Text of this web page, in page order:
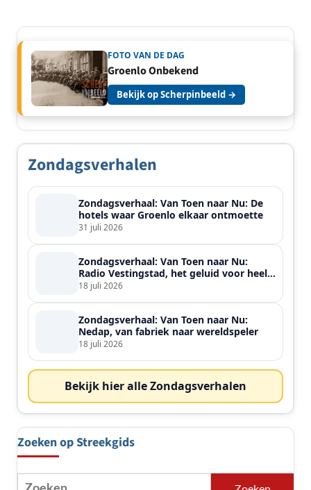
FOTO VAN DE DAG
Groenlo Onbekend
Bekijk op Scherpinbeeld →
Zondagsverhalen
Zondagsverhaal: Van Toen naar Nu: De
hotels waar Groenlo elkaar ontmoette
31 juli 2026
Zondagsverhaal: Van Toen naar Nu:
Radio Vestingstad, het geluid voor heel
de streek
18 juli 2026
Zondagsverhaal: Van Toen naar Nu:
Nedap, van fabriek naar wereldspeler
18 juli 2026
Bekijk hier alle Zondagsverhalen
Zoeken op Streekgids
Zoeken